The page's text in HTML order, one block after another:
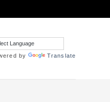
by Translate